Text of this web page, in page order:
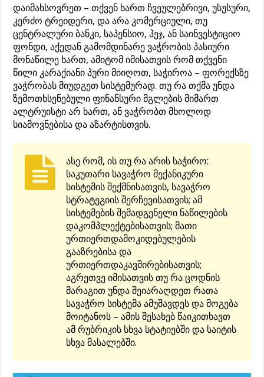
დაიმახსოვრეთ – თქვენ ხართ ჩვეულებრივი, უსუსური,
კერძო ტრეიდერი, და არა კომერციული, თუ
ცენტრალური ბანკი, საპენსიო, ჰეჯ, ან საინვესტიციო
ფონდი, აქედან გამომდინარე ვაჭრობის პასიური
მონაწილე ხართ, ამიტომ იმისათვის რომ თქვენი
წილი კარაქიანი პური მიიღოთ, საჭიროა – ფორექსზე
ვაჭრობას მიუდგეთ სისტემურად. თუ რა თქმა უნდა
ზემოთხსენებული ფინანსური მგლების მიმართ
ალტრუისტი არ ხართ, ან ვაჭრობთ მხოლოდ
სიამოვნებისა და აზარტისთვის.
ასე რომ, ის თუ რა არის საჭირო:
საკუთარი სავაჭრო მექანიკური
სისტემის შექმნისათვის, სავაჭრო
სტრატეგიის შერჩევისათვის; ამ
სისტემების შემადგენელი ნაწილების
დაკომპლექტებისათვის; მათი
ურთიერთდამოკიდებულების
გააზრებისა და
ურთიერთდაკავშირებისათვის;
აგრეთვე იმისათვის თუ რა ცოდნის
მარაგით უნდა შეიარაღდეთ რათა
სავაჭრო სისტემა ამუშავდეს და მოგება
მოიტანოს – ამის შესახებ წაიკითხავთ
ამ რუბრიკის სხვა სტატიებში და საიტის
სხვა მასალებში.